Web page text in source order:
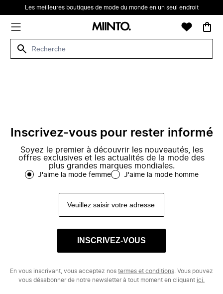
Les meilleures boutiques de mode du monde en un seul endroit
Inscrivez-vous pour rester informé
Soyez le premier à découvrir les nouveautés, les
offres exclusives et les actualités de la mode des
plus grandes marques mondiales.
J'aime la mode femme J'aime la mode homme
INSCRIVEZ-VOUS
En vous inscrivant, vous acceptez nos termes et conditions . Vous pouvez
vous désabonner de notre newsletter à tout moment en cliquant ici.